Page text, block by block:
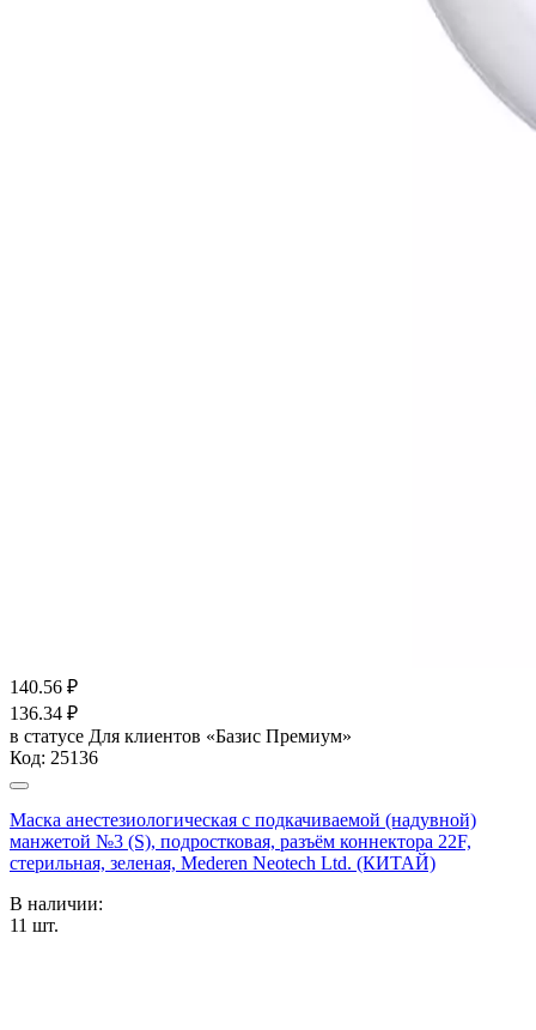
140.56 ₽
136.34 ₽
в статусе Для клиентов «Базис Премиум»
Код: 25136
Маска анестезиологическая с подкачиваемой (надувной)
манжетой №3 (S), подростковая, разъём коннектора 22F,
стерильная, зеленая, Mederen Neotech Ltd. (КИТАЙ)
В наличии:
11 шт.